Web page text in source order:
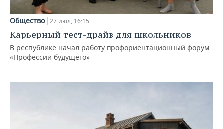
Общество 27 июл, 16:15
Карьерный тест-драйв для школьников
В республике начал работу профориентационный форум
«Профессии будущего»